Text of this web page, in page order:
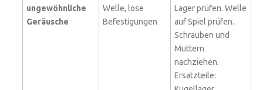
ungewöhnliche
Geräusche
Welle, lose
Befestigungen
Lager prüfen. Welle
auf Spiel prüfen.
Schrauben und
Muttern
nachziehen.
Ersatzteile: